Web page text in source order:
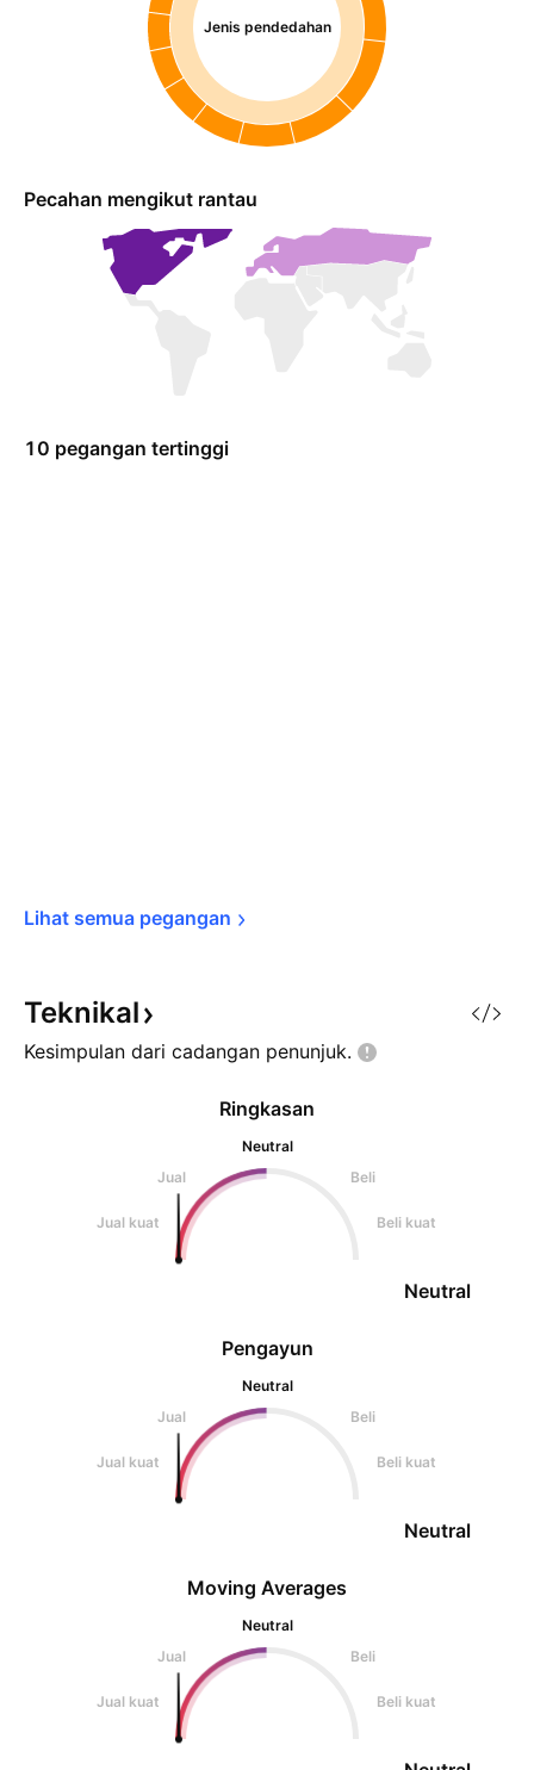
Jenis pendedahan
Pecahan mengikut rantau
10 pegangan tertinggi
Lihat semua pegangan
Teknikal
Kesimpulan dari cadangan penunjuk.
Pengayun
Neutral
Jual
Beli
Jual kuat Beli kuat
Neutral
Ringkasan
Neutral
Jual
Beli
Jual kuat Beli kuat
Neutral
Moving Averages
Neutral
Jual
Beli
Jual kuat Beli kuat